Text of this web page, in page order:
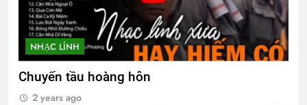
KẺ ĂN MÀY TRONG TÔI (Rabindranath
Tagore)
3 Years Ago
NHẠC LÍNH
Chuyến tầu hoàng hôn
2 years ago